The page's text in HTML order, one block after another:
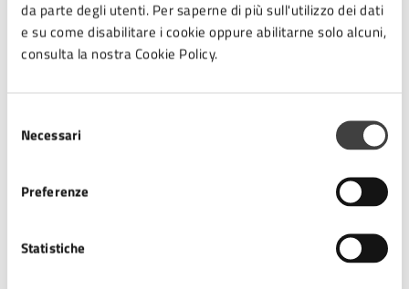
da parte degli utenti. Per saperne di più sull'utilizzo dei dati
e su come disabilitare i cookie oppure abilitarne solo alcuni,
consulta la nostra Cookie Policy.
delNecessari
Preferenze
Statistiche
NOV
Contatti